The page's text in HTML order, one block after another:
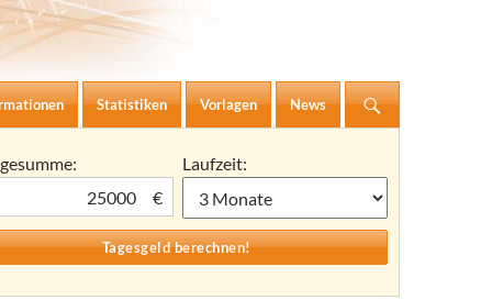
Statistiken Vorlagen News
€
Laufzeit: